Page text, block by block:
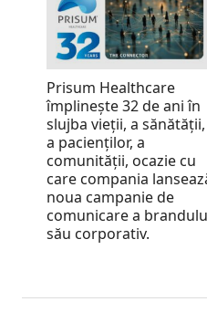
Prisum Healthcare
împlinește 32 de ani în
slujba vieții, a sănătății,
a pacienților, a
comunității, ocazie cu
care compania
noua campanie de
comunicare a
său corporativ.